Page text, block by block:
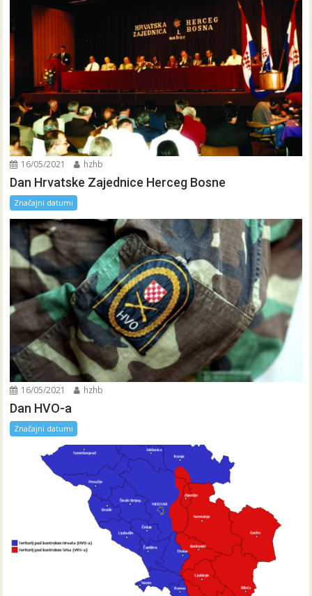
16/05/2021 hzhb
Dan Hrvatske Zajednice Herceg Bosne
Značajni datumi
16/05/2021 hzhb
Dan HVO-a
Značajni datumi